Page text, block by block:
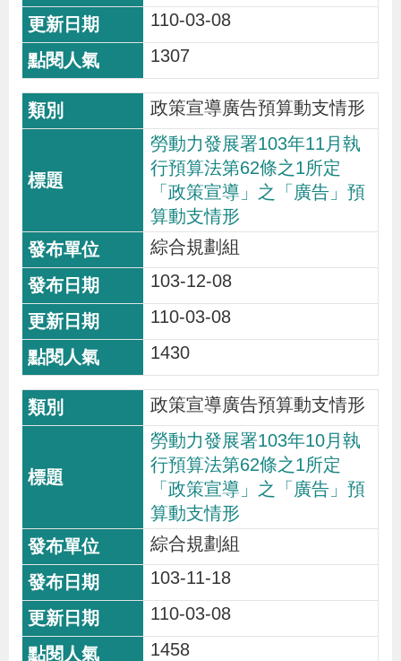
110-03-08
1307
政策宣導廣告預算動支情形
勞動力發展署103年11月執
行預算法第62條之1所定
「政策宣導」之「廣告」預
算動支情形
綜合規劃組
103-12-08
110-03-08
1430
政策宣導廣告預算動支情形
勞動力發展署103年10月執
行預算法第62條之1所定
「政策宣導」之「廣告」預
算動支情形
綜合規劃組
103-11-18
110-03-08
1458